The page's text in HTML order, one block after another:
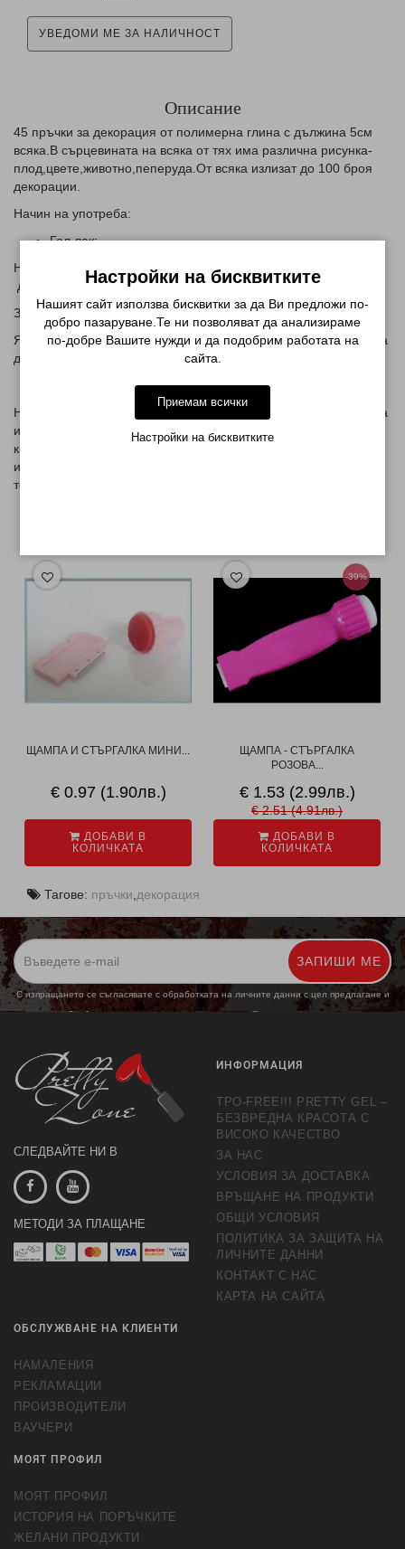
УВЕДОМИ МЕ ЗА НАЛИЧНОСТ
Описание
45 пръчки за декорация от полимерна глина с дължина 5см
всяка.В сърцевината на всяка от тях има различна рисунка-
плод,цвете,животно,пеперуда.От всяка излизат до 100 броя
декорации.
Начин на употреба:
Гел лак:
Нанасяте база и след това поставяте декорацията за по
добро прикрепване може да използвате лепило.
За финал покривате с гел или акрил и изпичате в УВ лампа.
Ярките плодови пръчици могат да бъдат използвани дори и за
дизайн у дома за да получите 3D-маникюр.
Обикновен лак:
Нанасяте база и след нея лака ,който сте избрали.Когато лака
изсъхне внимателно залепвате елемента с лепило за нокти
като го придържате до пълна фиксация. След това го
изпилвате за да намалите дебелината. За финал покривате с
топ лак.
ЩАМПА И СТЪРГАЛКА МИНИ...
€ 0.97 (1.90лв.)
ДОБАВИ В
КОЛИЧКАТА
-39%
ЩАМПА - СТЪРГАЛКА
РОЗОВА...
€ 1.53 (2.99лв.)
€ 2.51 (4.91лв.)
ДОБАВИ В
КОЛИЧКАТА
Тагове: пръчки декорация
ЗАПИШИ МЕ
С изпращането се съгласявате с обработката на личните данни с цел предлагане и
обработка на маркетингови предложения. Повече информация
СЛЕДВАЙТЕ НИ В
МЕТОДИ ЗА ПЛАЩАНЕ
ИНФОРМАЦИЯ
TPO-FREE!!! PRETTY GEL –
БЕЗВРЕДНА КРАСОТА С
ВИСОКО КАЧЕСТВО
ЗА НАС
УСЛОВИЯ ЗА ДОСТАВКА
ВРЪЩАНЕ НА ПРОДУКТИ
ОБЩИ УСЛОВИЯ
ПОЛИТИКА ЗА ЗАЩИТА НА
ЛИЧНИТЕ ДАННИ
КОНТАКТ С НАС
КАРТА НА САЙТА
ОБСЛУЖВАНЕ НА КЛИЕНТИ
НАМАЛЕНИЯ
РЕКЛАМАЦИИ
ПРОИЗВОДИТЕЛИ
ВАУЧЕРИ
МОЯТ ПРОФИЛ
МОЯТ ПРОФИЛ
ИСТОРИЯ НА ПОРЪЧКИТЕ
ЖЕЛАНИ ПРОДУКТИ
Настройки на бисквитките
Нашият сайт използва бисквитки за да Ви предложи по-
добро пазаруване.Те ни позволяват да анализираме
по-добре Вашите нужди и да подобрим работата на
сайта.
Приемам всички
Настройки на бисквитките